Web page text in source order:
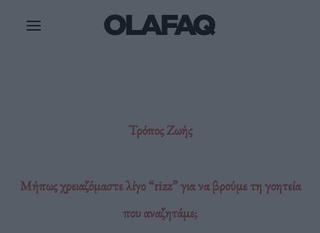
Τρόπος Ζωής
Μήπως χρειαζόμαστε λίγο “rizz” για να βρούμε τη γοητεία
που αναζητάμε;